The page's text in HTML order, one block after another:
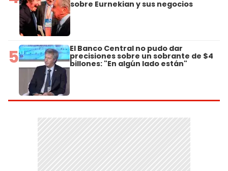
sobre Eurnekian y sus negocios
5 El Banco Central no pudo dar
precisiones sobre un sobrante de $4
billones: "En algún lado están"